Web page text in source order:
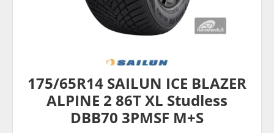
175/65R14 SAILUN ICE BLAZER
ALPINE 2 86T XL Studless
DBB70 3PMSF M+S